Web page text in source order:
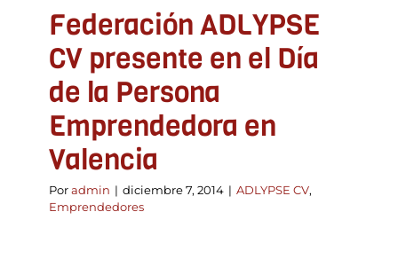
Federación ADLYPSE
CV presente en el Día
de la Persona
Emprendedora en
Valencia
Poradmin | diciembre 7, 2014 | ADLYPSE CV,
Emprendedores